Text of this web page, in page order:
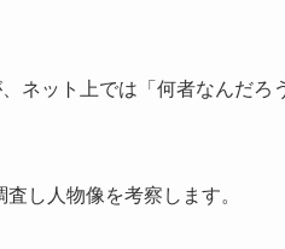
ネット上では「何者なんだろ
し人物像を考察します。